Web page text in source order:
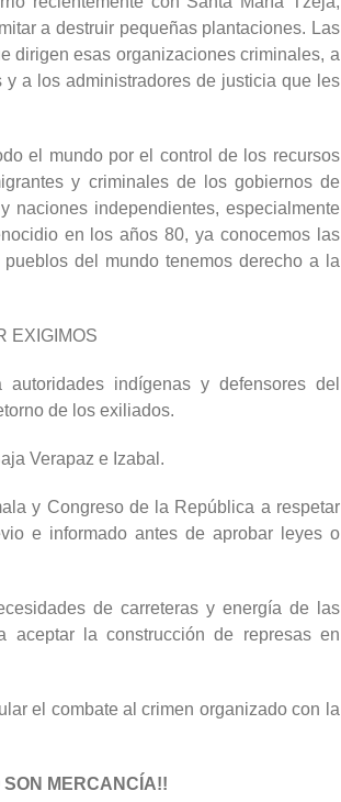
a destruir pequeñas plantaciones. Las
dirigen esas organizaciones criminales, a
a los administradores de justicia que les
el mundo por el control de los recursos
y criminales de los gobiernos de
independientes, especialmente
en los años 80, ya conocemos las
del mundo tenemos derecho a la
EXIGIMOS
indígenas y defensores del
de los exiliados.
Verapaz e Izabal.
y Congreso de la República a respetar
e informado antes de aprobar leyes o
de carreteras y energía de las
aceptar la construcción de represas en
el combate al crimen organizado con la
SON MERCANCÍA!!